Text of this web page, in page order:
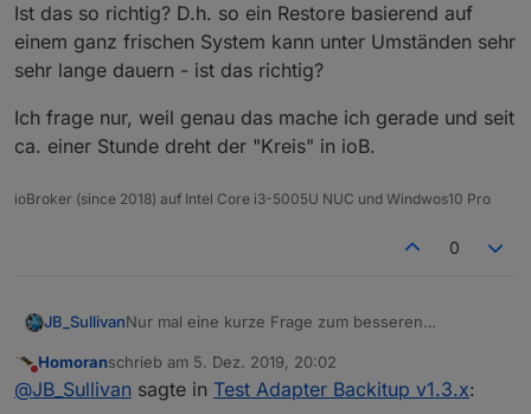
Ist das so richtig? D.h. so ein Restore basierend auf
einem ganz frischen System kann unter Umständen sehr
sehr lange dauern - ist das richtig?
Ich frage nur, weil genau das mache ich gerade und seit
ca. einer Stunde dreht der "Kreis" in ioB.
ioBroker (since 2018) auf Intel Core i3-5005U NUC und Windwos10 Pro
0
JB_SullivanNur mal eine kurze Frage zum besseren
ohne Migration oder irgend etwas, sind Standard
mäßig nur 3 Adapter installiert.
Nun installiert man BackItUp dazu und kann dann
eine vorhandene Minimal Sicherung zum Restore
Nicht stören
Homoranschrieb am 5. Dez. 2019, 20:02
zuletzt editiert von
@JB_Sullivan sagte in Test Adapter Backitup v1.3.x: